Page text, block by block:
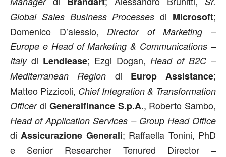
Global Sales Business Processes di Microsoft;
Domenico D’alessio, Director of Marketing –
Europe e Head of Marketing & Communications –
Italydi Lendlease; Ezgi Dogan, Head of B2C –
Mediterranean Region di Europ Assistance;
Matteo Pizzicoli, Chief Integration & Transformation
OfficerdiGeneralfinance S.p.A., Roberto Sambo,
Head of Application Services – Group Head Office
di Assicurazione Generali; Raffaella Tonini, PhD
e Senior Researcher Tenured Director –